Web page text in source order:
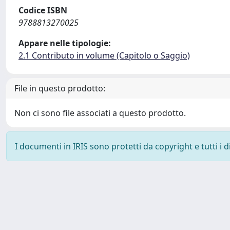
Codice ISBN
9788813270025
Appare nelle tipologie:
2.1 Contributo in volume (Capitolo o Saggio)
File in questo prodotto:
Non ci sono file associati a questo prodotto.
I documenti in IRIS sono protetti da copyright e tutti i